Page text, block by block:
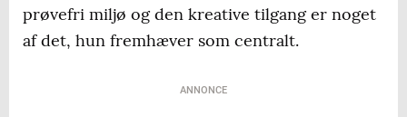
prøvefri miljø og den kreative tilgang er noget
af det, hun fremhæver som centralt.
ANNONCE